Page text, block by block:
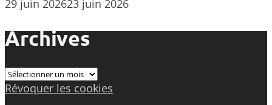
29 juin 202623 juin 2026
Archives
Archives
Révoquer les cookies